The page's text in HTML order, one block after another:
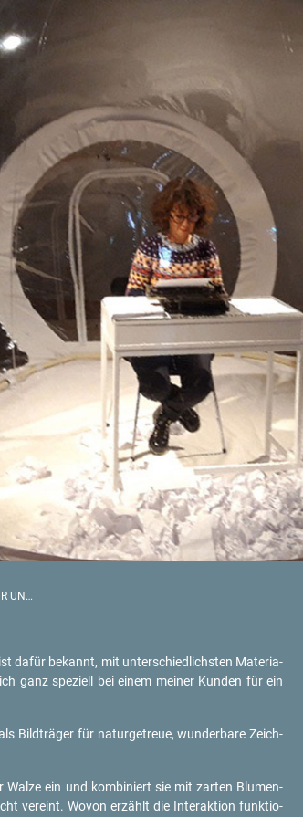
EVA MUELLERS VISIONARY SUNDAY POST 583 – NATUR UND TECHNIK
dafür be­kannt, mit un­ter­schied­lichs­ten Ma­te­ria­
ganz spe­zi­ell bei einem mei­ner Kun­den für ein
Bild­trä­ger für na­tur­ge­treue, wun­der­ba­re Zeich­
ein und kom­bi­niert sie mit zar­ten Blu­men­
ver­eint. Wovon er­zählt die In­ter­ak­ti­on funk­tio­